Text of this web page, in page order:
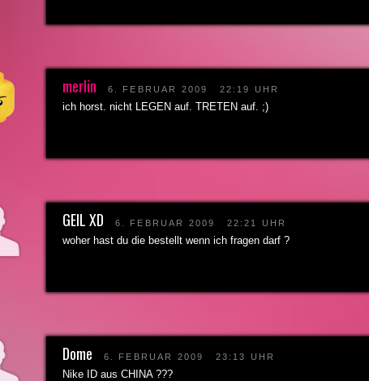
merlin 6. FEBRUAR 2009 22:19 UHR
ich horst. nicht LEGEN auf. TRETEN auf. ;)
GEIL XD 6. FEBRUAR 2009 22:21 UHR
woher hast du die bestellt wenn ich fragen darf ?
Dome 6. FEBRUAR 2009 23:13 UHR
Nike ID aus CHINA ???